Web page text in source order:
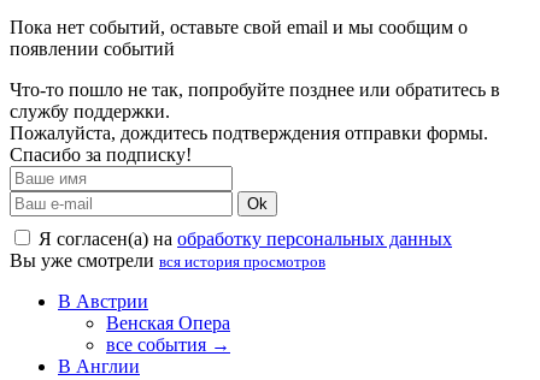
Пока нет событий, оставьте свой email и мы сообщим о
появлении событий
Что-то пошло не так, попробуйте позднее или обратитесь в
службу поддержки.
Пожалуйста, дождитесь подтверждения отправки формы.
Спасибо за подписку!
Ok
Я согласен(а) на обработку персональных данных
Вы уже смотрели вся история просмотров
В Австрии
Венская Опера
все события →
В Англии